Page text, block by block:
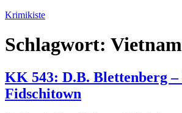
Zum
springen
Krimikiste
Schlagwort:
KK 543: D.B. Blettenberg
Fidschitown